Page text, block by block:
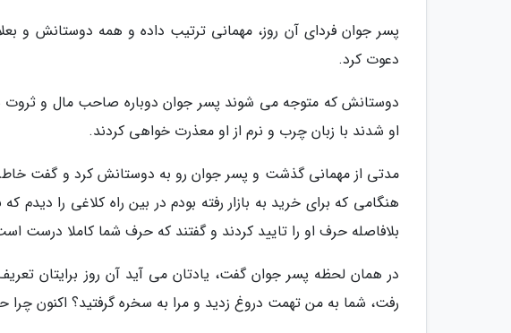
پسر جوان فردای آن روز، مهمانی ترتیب داده و همه دوستانش و
دعوت کرد.
دوستانش که متوجه می شوند پسر جوان دوباره صاحب مال و ثروت
او شدند با زبان چرب و نرم از او معذرت خواهی کردند.
مدتی از مهمانی گذشت و پسر جوان رو به دوستانش کرد و گفت
هنگامی که برای خرید به بازار رفته بودم در بین راه کلاغی را
بلافاصله حرف او را تایید کردند و گفتند که حرف شما کاملا درست
در همان لحظه پسر جوان گفت، یادتان می آید آن روز برایتان
رفت، شما به من تهمت دروغ زدید و مرا به سخره گرفتید؟ اکنون چرا